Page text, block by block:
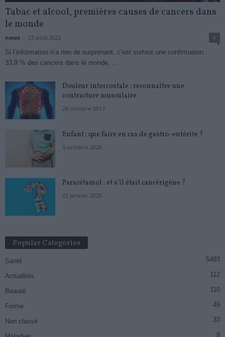
Tabac et alcool, premières causes de cancers dans
le monde
news - 23 août 2022
0
Si l’information n’a rien de surprenant, c’est surtout une confirmation :
33,9 % des cancers dans le monde, ...
Douleur intercostale : reconnaître une
contracture musculaire
26 octobre 2017
Enfant : que faire en cas de gastro-entérite ?
5 octobre 2020
Paracétamol : et s’il était cancérigène ?
22 janvier 2020
Popular Categories
Santé 5493
Actualités 112
Beauté 110
Forme 49
Non classé 33
9